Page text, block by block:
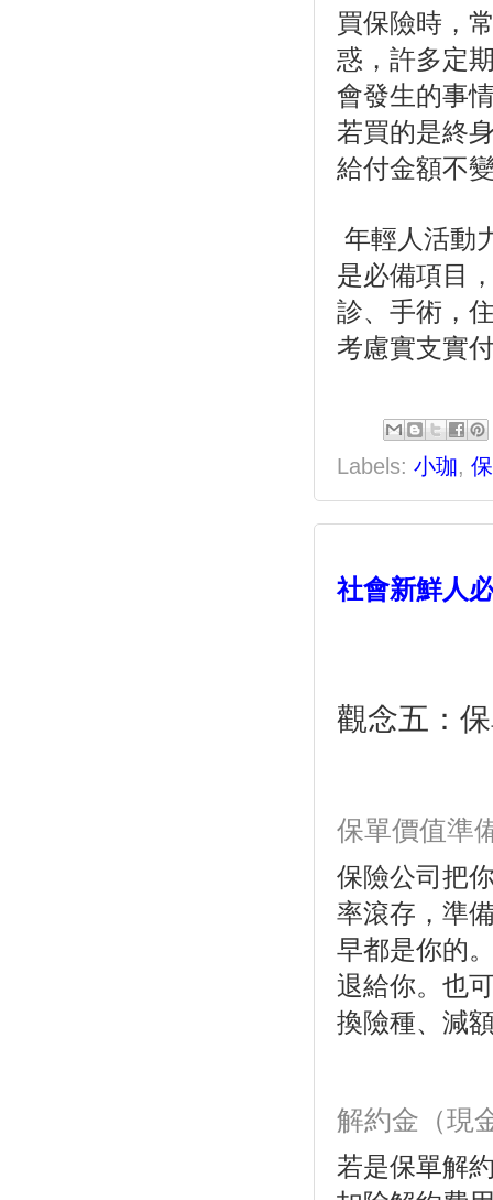
買保險時，
惑，許多定
會發生的事
若買的是終
給付金額不
年輕人活動
是必備項目
診、手術，
考慮實支實
Labels: 小珈
社會新鮮人
觀念五：
保單價值準
保險公司把
率滾存，準
早都是你的
退給你。也
換險種、減
解約金（現
若是保單解